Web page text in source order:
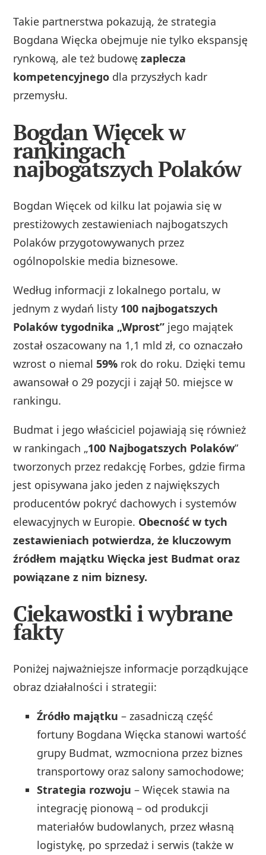
Takie partnerstwa pokazują, że strategia
Bogdana Więcka obejmuje nie tylko ekspansję
rynkową, ale też budowęzaplecza
kompetencyjnego dla przyszłych kadr
przemysłu.
Bogdan Więcek w
rankingach
najbogatszych Polaków
Bogdan Więcek od kilku lat pojawia się w
prestiżowych zestawieniach najbogatszych
Polaków przygotowywanych przez
ogólnopolskie media biznesowe.
Według informacji z lokalnego portalu, w
jednym z wydań listy 100 najbogatszych
Polaków tygodnika „Wprost” jego majątek
został oszacowany na 1,1 mld zł, co oznaczało
wzrost o niemal59% rok do roku. Dzięki temu
awansował o 29 pozycji i zajął 50. miejsce w
rankingu.
Budmat i jego właściciel pojawiają się również
w rankingach „100 Najbogatszych Polaków”
tworzonych przez redakcję Forbes, gdzie firma
jest opisywana jako jeden z największych
producentów pokryć dachowych i systemów
elewacyjnych w Europie. Obecność w tych
zestawieniach potwierdza, że kluczowym
źródłem majątku Więcka jest Budmat oraz
powiązane z nim biznesy.
Ciekawostki i wybrane
fakty
Poniżej najważniejsze informacje porządkujące
obraz działalności i strategii:
Źródło majątku – zasadniczą część
fortuny Bogdana Więcka stanowi wartość
grupy Budmat, wzmocniona przez biznes
transportowy oraz salony samochodowe;
Strategia rozwoju – Więcek stawia na
integrację pionową – od produkcji
materiałów budowlanych, przez własną
logistykę, po sprzedaż i serwis (także w